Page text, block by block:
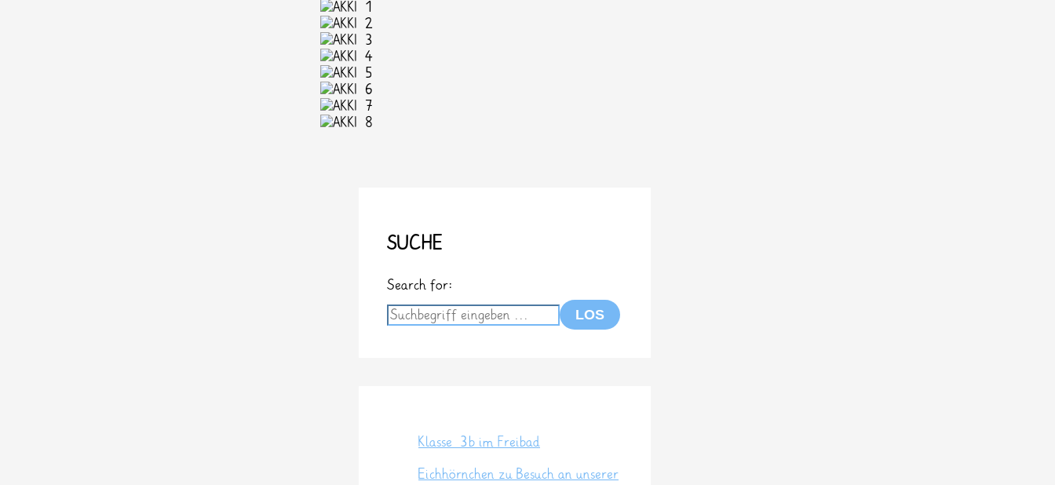
SUCHE
Search for:
Klasse 3b im Freibad
Eichhörnchen zu Besuch an unserer